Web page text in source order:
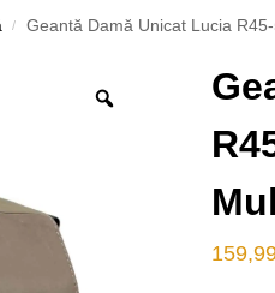
/ Geantă Damă Unicat Lucia